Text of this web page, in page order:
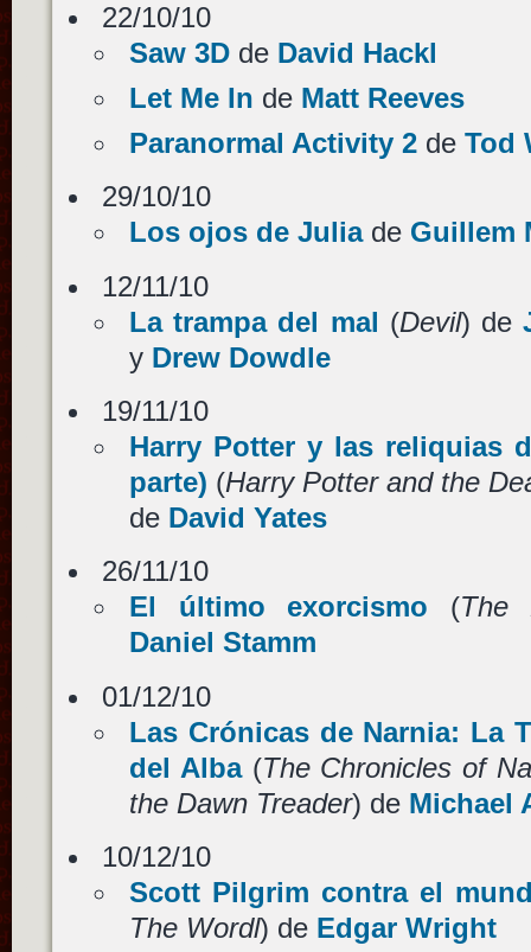
22/10/10
Saw 3Dde David Hackl
Let Me In de Matt Reeves
Paranormal Activity 2de Tod
29/10/10
Los ojos de Juliade Guillem
12/11/10
La trampa del mal (Devil) de
y Drew Dowdle
19/11/10
Harry Potter y las reliquias
parte) (Harry Potter and the
de David Yates
26/11/10
El último exorcismo (The
Daniel Stamm
01/12/10
Las Crónicas de Narnia: La
del Alba(The Chronicles of
the Dawn Treader) de Michael
10/12/10
Scott Pilgrim contra el
The Wordl) de Edgar Wright